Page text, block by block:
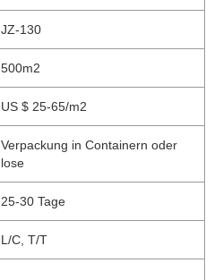
JZ-130
500m2
US $ 25-65/m2
Verpackung in Containern oder
lose
25-30 Tage
L/C, T/T